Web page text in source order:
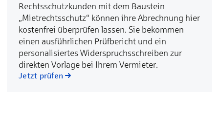
Rechtsschutzkunden mit dem Baustein
„Mietrechtsschutz“ können ihre Abrechnung hier
kostenfrei überprüfen lassen. Sie bekommen
einen ausführlichen Prüfbericht und ein
personalisiertes Widerspruchsschreiben zur
direkten Vorlage bei Ihrem Vermieter.
Jetzt prüfen